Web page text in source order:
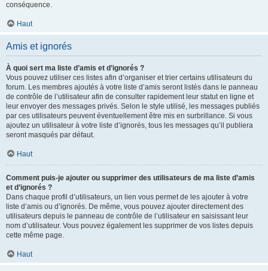
conséquence.
Haut
Amis et ignorés
À quoi sert ma liste d’amis et d’ignorés ?
Vous pouvez utiliser ces listes afin d’organiser et trier certains utilisateurs du
forum. Les membres ajoutés à votre liste d’amis seront listés dans le panneau
de contrôle de l’utilisateur afin de consulter rapidement leur statut en ligne et
leur envoyer des messages privés. Selon le style utilisé, les messages publiés
par ces utilisateurs peuvent éventuellement être mis en surbrillance. Si vous
ajoutez un utilisateur à votre liste d’ignorés, tous les messages qu’il publiera
seront masqués par défaut.
Haut
Comment puis-je ajouter ou supprimer des utilisateurs de ma liste d’amis
et d’ignorés ?
Dans chaque profil d’utilisateurs, un lien vous permet de les ajouter à votre
liste d’amis ou d’ignorés. De même, vous pouvez ajouter directement des
utilisateurs depuis le panneau de contrôle de l’utilisateur en saisissant leur
nom d’utilisateur. Vous pouvez également les supprimer de vos listes depuis
cette même page.
Haut